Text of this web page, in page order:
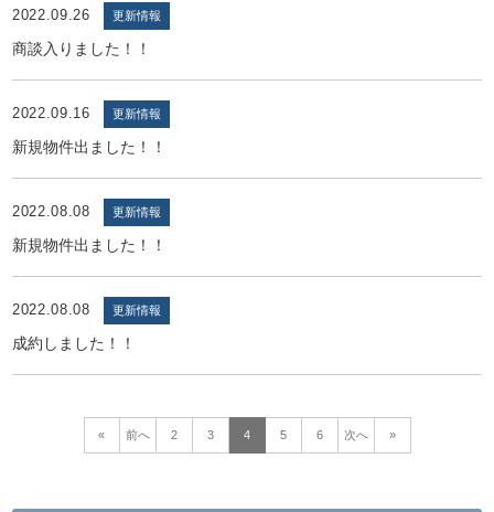
2022.09.26 更新情報
商談入りました！！
2022.09.16 更新情報
新規物件出ました！！
2022.08.08 更新情報
新規物件出ました！！
2022.08.08 更新情報
成約しました！！
« 前へ 2 3 4 5 6 次へ »